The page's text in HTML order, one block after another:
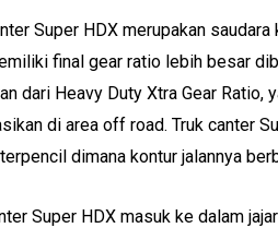
Super HDX merupakan
final gear ratio lebih besar
dari Heavy Duty Xtra Gear
di area off road. Truk canter
dimana kontur jalannya
Super HDX masuk ke dalam